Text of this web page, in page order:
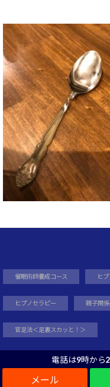
電話は9時から
催眠術師養成コース ヒ
ヒプノセラピー 親子関
官足法＜足裏スカッと！＞
Copyright© ヒプノセラピ